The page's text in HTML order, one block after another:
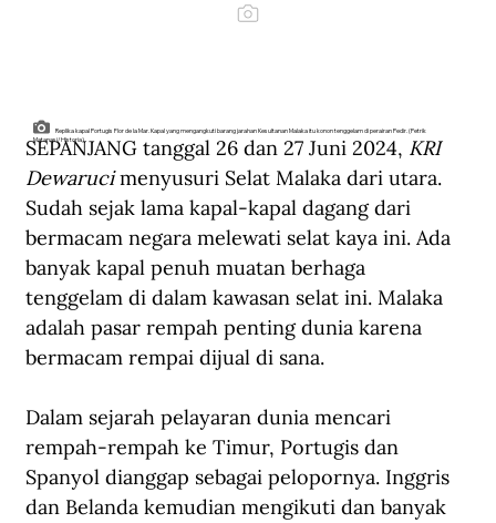
Replika kapal Portugis Flor de la Mar. Kapal yang mengangkuti barang jarahan Kesultanan Malaka itu konon tenggelam di perairan Pedir. (Petrik
Matanasi/Historia)
SEPANJANG tanggal 26 dan 27 Juni 2024, KRI
Dewaruci menyusuri Selat Malaka dari utara.
Sudah sejak lama kapal-kapal dagang dari
bermacam negara melewati selat kaya ini. Ada
banyak kapal penuh muatan berhaga
tenggelam di dalam kawasan selat ini. Malaka
adalah pasar rempah penting dunia karena
bermacam rempai dijual di sana.
Dalam sejarah pelayaran dunia mencari
rempah-rempah ke Timur, Portugis dan
Spanyol dianggap sebagai pelopornya. Inggris
dan Belanda kemudian mengikuti dan banyak